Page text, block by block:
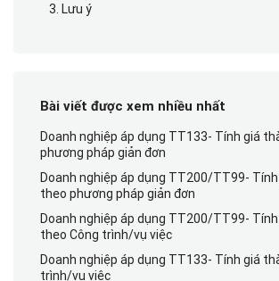
3. Lưu ý
Bài viết được xem nhiều nhất
Doanh nghiệp áp dụng TT133- Tính giá
phương pháp giản đơn
Doanh nghiệp áp dụng TT200/TT99-
theo phương pháp giản đơn
Doanh nghiệp áp dụng TT200/TT99-
theo Công trình/vụ việc
Doanh nghiệp áp dụng TT133- Tính giá
trình/vụ việc